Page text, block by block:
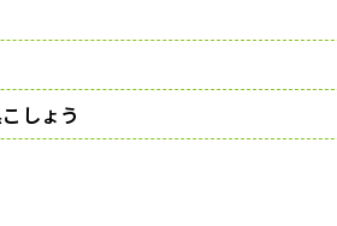
しょう